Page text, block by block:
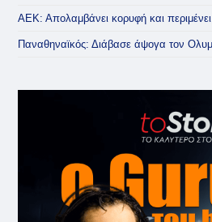
ΑΕΚ: Απολαμβάνει κορυφή και
Παναθηναϊκός: Διάβασε άψογα τον